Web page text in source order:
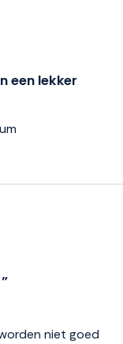
een lekker
niet goed